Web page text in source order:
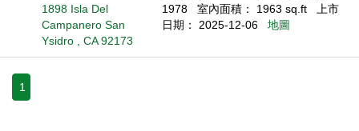
1898 Isla Del
Campanero San
Ysidro , CA 92173
1978
室內面積： 1963 sq.ft
上市
日期： 2025-12-06
地圖
1